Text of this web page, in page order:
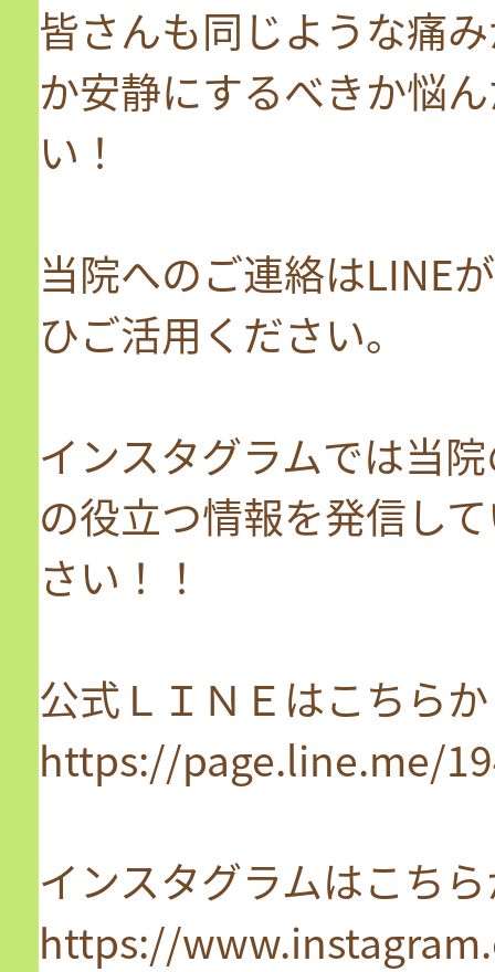
皆さんも同じような痛
か安静にするべきか悩
い！
当院へのご連絡はLINE
ひご活用ください。
インスタグラムでは当
の役立つ情報を発信し
さい！！
公式ＬＩＮＥはこちら
https://page.line.me/
インスタグラムはこち
https://